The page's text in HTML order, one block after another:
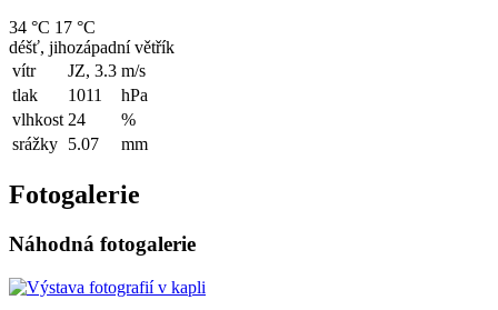
34 °C 17 °C
déšť, jihozápadní větřík
vítr
JZ, 3.3 m/s
tlak
1011
hPa
vlhkost 24
%
srážky 5.07 mm
Fotogalerie
Náhodná fotogalerie